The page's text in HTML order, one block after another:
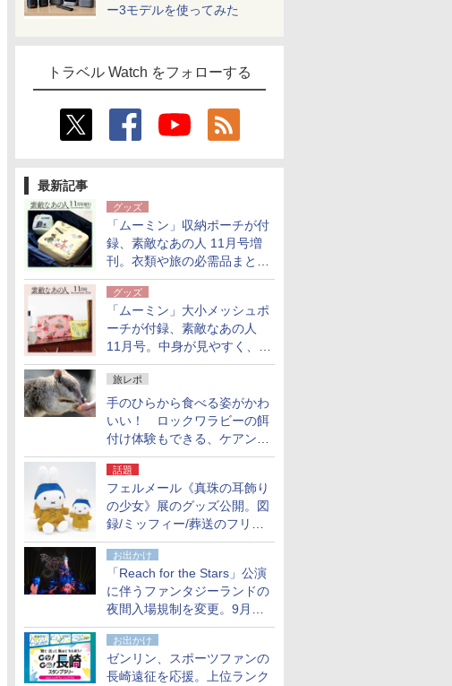
ー3モデルを使ってみた
トラベル Watch をフォローする
最新記事
グッズ
「ムーミン」収納ポーチが付
録、素敵なあの人 11月号増
刊。衣類や旅の必需品まとま
る大小2個セット
グッズ
「ムーミン」大小メッシュポ
ーチが付録、素敵なあの人
11月号。中身が見やすく、温
泉スパにも使える
旅レポ
手のひらから食べる姿がかわ
いい！ ロックワラビーの餌
付け体験もできる、ケアンズ
でアサートン高原の日本語ガ
イド付きツアーに参加してみ
た
話題
フェルメール《真珠の耳飾り
の少女》展のグッズ公開。図
録/ミッフィー/葬送のフリー
レンほか、注目ブランドコラ
ボが実現
お出かけ
「Reach for the Stars」公演
に伴うファンタジーランドの
夜間入場規制を変更。9月か
ら18時50分～20時ごろに
お出かけ
ゼンリン、スポーツファンの
長崎遠征を応援。上位ランク